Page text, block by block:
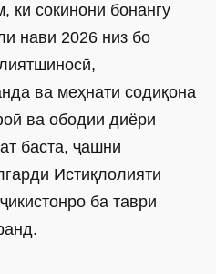
ки сокинони бонангу
нави 2026 низ бо
ва меҳнати содиқона
ва ободии диёри
баста, ҷашни
Истиқлолияти
ба таври